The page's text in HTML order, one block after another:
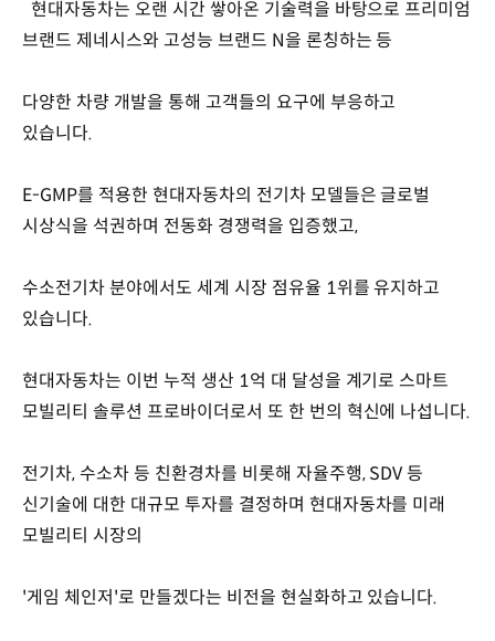
현대자동차는 오랜 시간 쌓아온 기술력을 바탕으로 프리미엄
브랜드 제네시스와 고성능 브랜드 N을 론칭하는 등
다양한 차량 개발을 통해 고객들의 요구에 부응하고
있습니다.
E-GMP를 적용한 현대자동차의 전기차 모델들은 글로벌
시상식을 석권하며 전동화 경쟁력을 입증했고,
수소전기차 분야에서도 세계 시장 점유율 1위를 유지하고
있습니다.
현대자동차는 이번 누적 생산 1억 대 달성을 계기로 스마트
모빌리티 솔루션 프로바이더로서 또 한 번의 혁신에 나섭니다.
전기차, 수소차 등 친환경차를 비롯해 자율주행, SDV 등
신기술에 대한 대규모 투자를 결정하며 현대자동차를 미래
모빌리티 시장의
'게임 체인저'로 만들겠다는 비전을 현실화하고 있습니다.